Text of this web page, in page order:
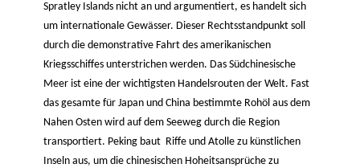
Spratley Islands nicht an und argumentiert, es handelt sich
um internationale Gewässer. Dieser Rechtsstandpunkt soll
durch die demonstrative Fahrt des amerikanischen
Kriegsschiffes unterstrichen werden. Das Südchinesische
Meer ist eine der wichtigsten Handelsrouten der Welt. Fast
das gesamte für Japan und China bestimmte Rohöl aus dem
Nahen Osten wird auf dem Seeweg durch die Region
transportiert. Peking baut Riffe und Atolle zu künstlichen
Inseln aus, um die chinesischen Hoheitsansprüche zu